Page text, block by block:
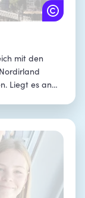
mit den
Liegt es an
in UK